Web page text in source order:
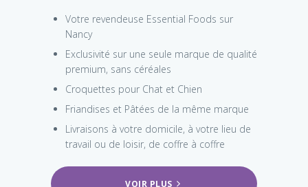
Votre revendeuse Essential Foods sur
Nancy
Exclusivité sur une seule marque de qualité
premium, sans céréales
Croquettes pour Chat et Chien
Friandises et Pâtées de la même marque
Livraisons à votre domicile, à votre lieu de
travail ou de loisir, de coffre à coffre
VOIR PLUS